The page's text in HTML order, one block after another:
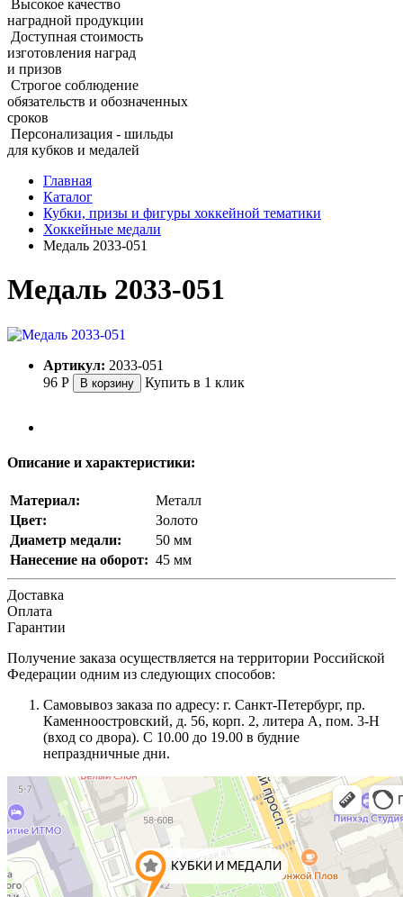
Высокое качество
наградной продукции
Доступная стоимость
изготовления наград
и призов
Строгое соблюдение
обязательств и обозначенных
сроков
Персонализация - шильды
для кубков и медалей
Главная
Каталог
Кубки, призы и фигуры хоккейной тематики
Хоккейные медали
Медаль 2033‑051
Медаль 2033‑051
Артикул: 2033-051
96 Р В корзину Купить в 1 клик
Описание и характеристики:
Материал:
Металл
Цвет:
Золото
Диаметр медали:
50 мм
Нанесение на оборот: 45 мм
Доставка
Оплата
Гарантии
Получение заказа осуществляется на территории Российской
Федерации одним из следующих способов:
Самовывоз заказа по адресу: г. Санкт-Петербург, пр.
Каменноостровский, д. 56, корп. 2, литера А, пом. 3-Н
(вход со двора). С 10.00 до 19.00 в будние
непраздничные дни.